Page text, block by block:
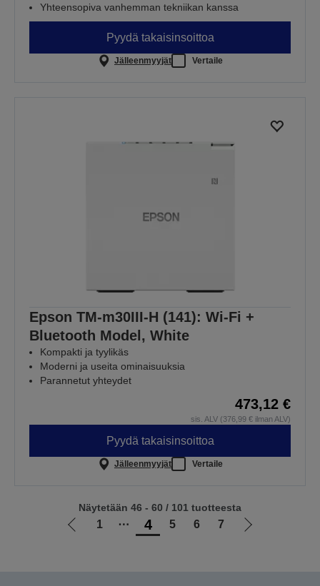
Yhteensopiva vanhemman tekniikan kanssa
Pyydä takaisinsoittoa
Jälleenmyyjät Vertaile
Epson TM-m30III-H (141): Wi-Fi +
Bluetooth Model, White
Kompakti ja tyylikäs
Moderni ja useita ominaisuuksia
Parannetut yhteydet
473,12 €
sis. ALV (376,99 € ilman ALV)
Pyydä takaisinsoittoa
Jälleenmyyjät Vertaile
Siirry
1 ⋯ 4 5 6 7
Siirry
Näytetään 46 - 60 / 101 tuotteesta